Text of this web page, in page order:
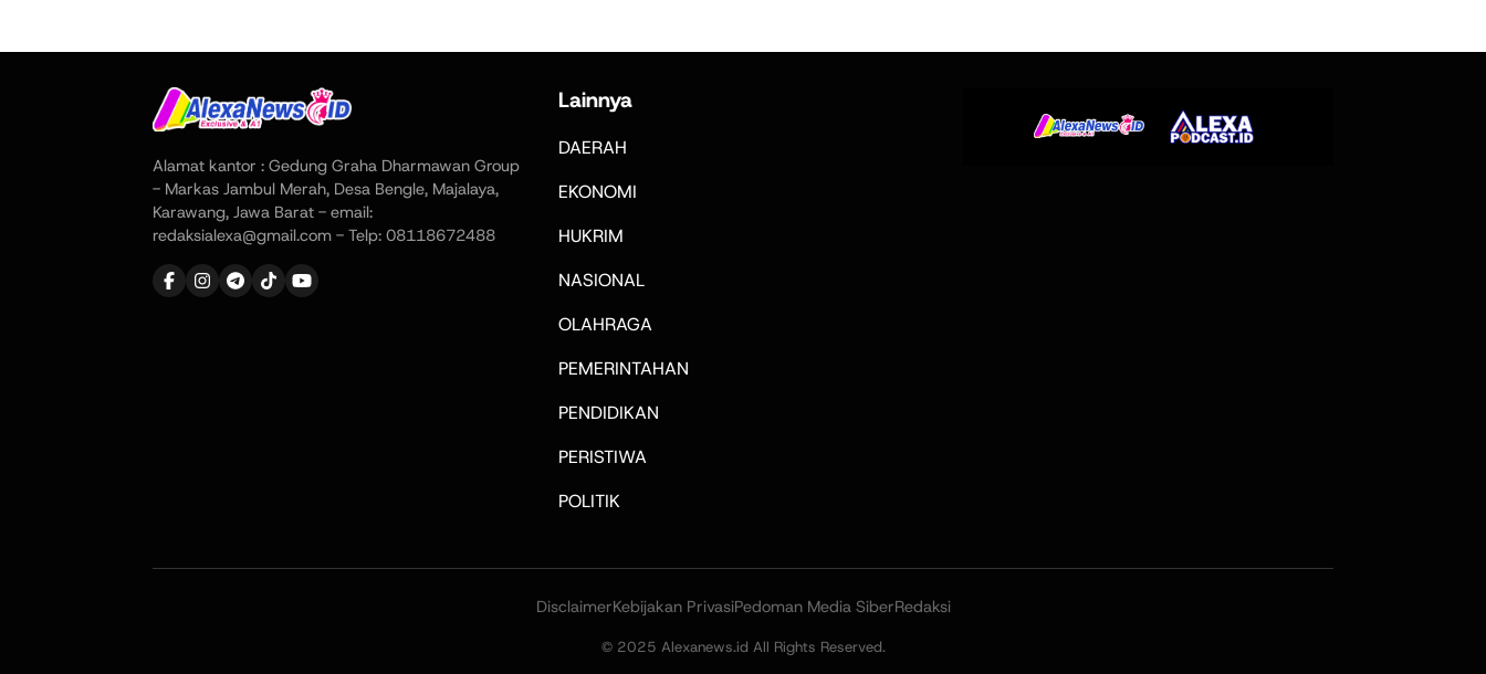
Alamat kantor : Gedung Graha Dharmawan Group
- Markas Jambul Merah, Desa Bengle, Majalaya,
Karawang, Jawa Barat - email:
redaksialexa@gmail.com - Telp: 08118672488
Lainnya
DAERAH
EKONOMI
HUKRIM
NASIONAL
OLAHRAGA
PEMERINTAHAN
PENDIDIKAN
PERISTIWA
POLITIK
DisclaimerKebijakan PrivasiPedoman Media SiberRedaksi
© 2025 Alexanews.id All Rights Reserved.